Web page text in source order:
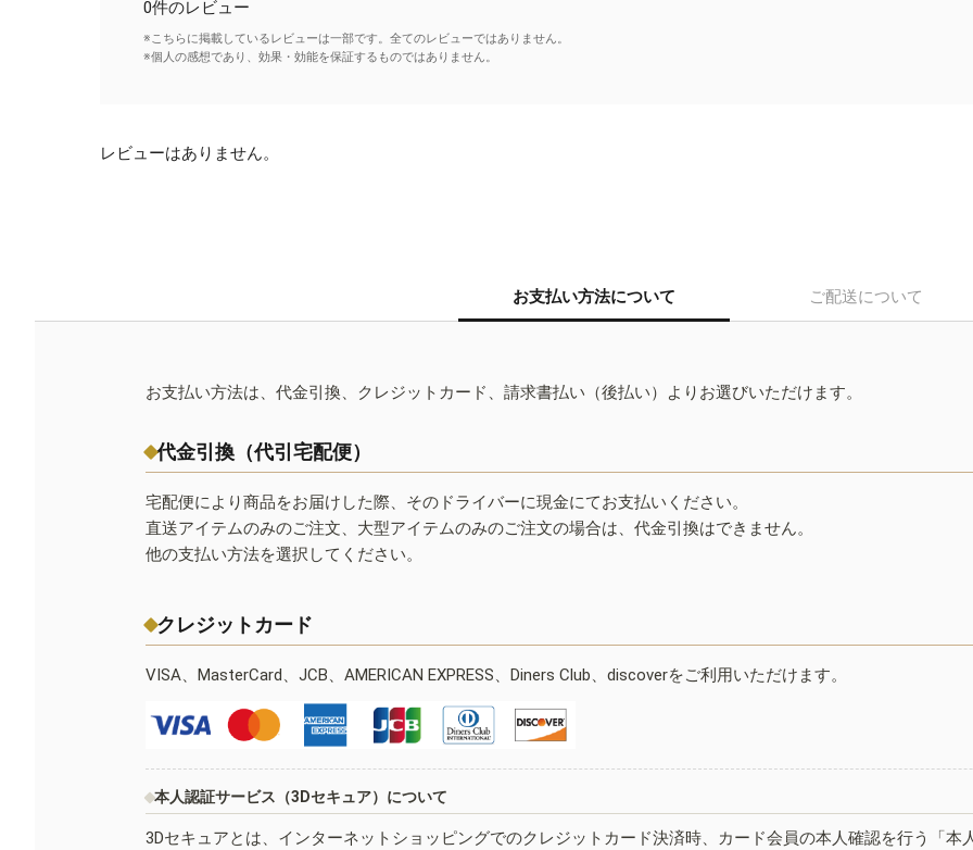
0件のレビュー
※こちらに掲載しているレビューは一部です。全てのレビューではありません。
※個人の感想であり、効果・効能を保証するものではありません。
レビューはありません。
お支払い方法について ご配送について
お支払い方法は、代金引換、クレジットカード、請求書払い（後払い）よりお選びいただけます。
代金引換（代引宅配便）
宅配便により商品をお届けした際、そのドライバーに現金にてお支払いください。
直送アイテムのみのご注文、大型アイテムのみのご注文の場合は、代金引換はできません。
他の支払い方法を選択してください。
クレジットカード
VISA、MasterCard、JCB、AMERICAN EXPRESS、Diners Club、discoverをご利用いただけます。
本人認証サービス（3Dセキュア）について
3Dセキュアとは、インターネットショッピングでのクレジットカード決済時、カード会員の本人確認を行う「